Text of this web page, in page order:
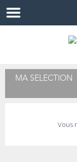
MA SÉLECTION
Vous